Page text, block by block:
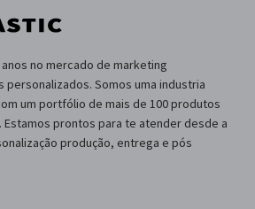
no mercado de marketing
personalizados. Somos uma industria
um portfólio de mais de 100 produtos
Estamos prontos para te atender desde a
produção, entrega e pós